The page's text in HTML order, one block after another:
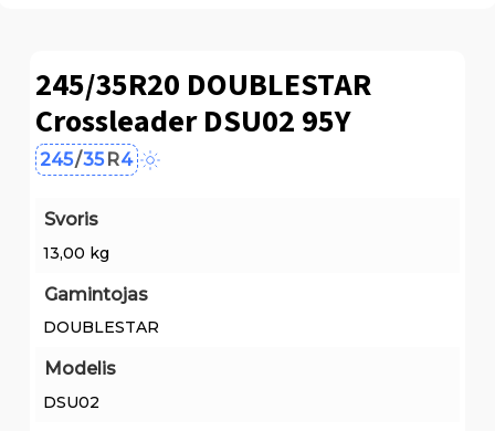
245/35R20 DOUBLESTAR
Crossleader DSU02 95Y
245/35R4
Svoris
13,00 kg
Gamintojas
DOUBLESTAR
Modelis
DSU02